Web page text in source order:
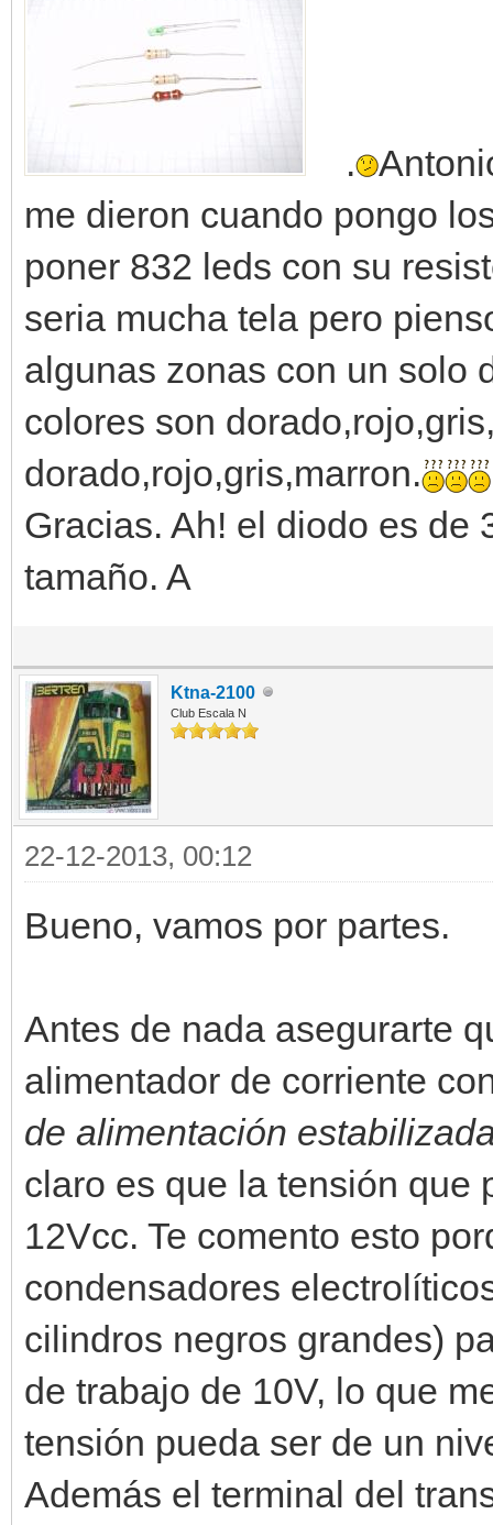
.
me dieron cuando pongo
poner 832 leds con su
seria mucha tela pero
algunas zonas con un solo
colores son
dorado,rojo,gris,marron.
Gracias. Ah! el diodo es de
tamaño. A
Ktna-2100
Club Escala N
22-12-2013, 00:12
Bueno, vamos por partes.
Antes de nada asegurarte
alimentador de corriente
de alimentación
claro es que la tensión que
12Vcc. Te comento esto
condensadores
cilindros negros grandes)
de trabajo de 10V, lo que
tensión pueda ser de un
Además el terminal del